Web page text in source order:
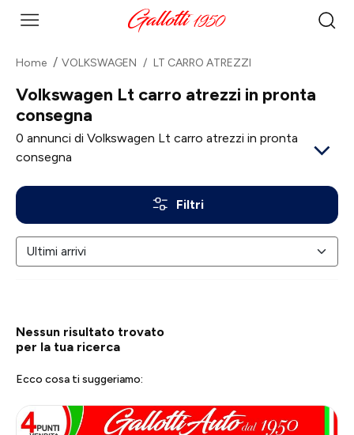
Home VOLKSWAGEN LT CARRO ATREZZI
Volkswagen Lt carro atrezzi in pronta
consegna
0 annunci di Volkswagen Lt carro atrezzi in pronta
consegna
Filtri
Nessun risultato trovato
per la tua ricerca
Ecco cosa ti suggeriamo: